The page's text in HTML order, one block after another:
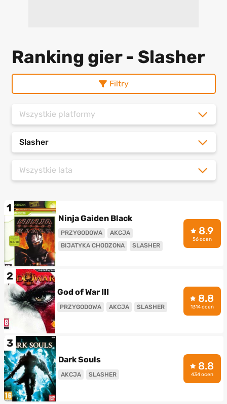
Ranking gier - Slasher
Filtry
Wszystkie platformy
Slasher
Wszystkie lata
1
Ninja Gaiden Black
PRZYGODOWA
AKCJA
BIJATYKA CHODZONA
SLASHER
8.9
56 ocen
2
God of War III
PRZYGODOWA AKCJA SLASHER
8.8
1314 ocen
3
Dark Souls
AKCJA SLASHER
8.8
434 ocen